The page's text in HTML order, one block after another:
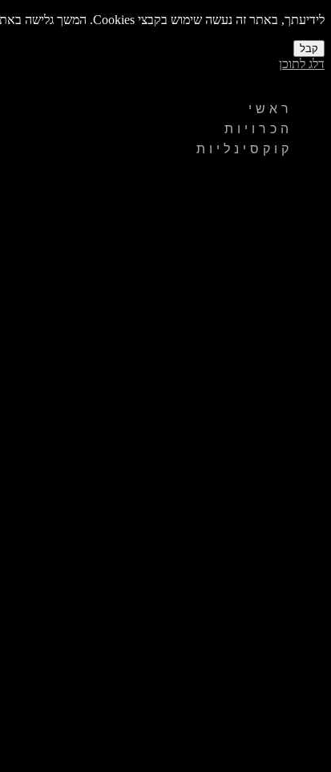
לידיעתך, באתר זה נעשה שימוש בקבצי Cookies. המשך גלישה באתר מהווה הסכמה לשימוש זה. למידע נוסף על
קבל
דלג לתוכן
ראשי
הכרויות
קוקסינליות